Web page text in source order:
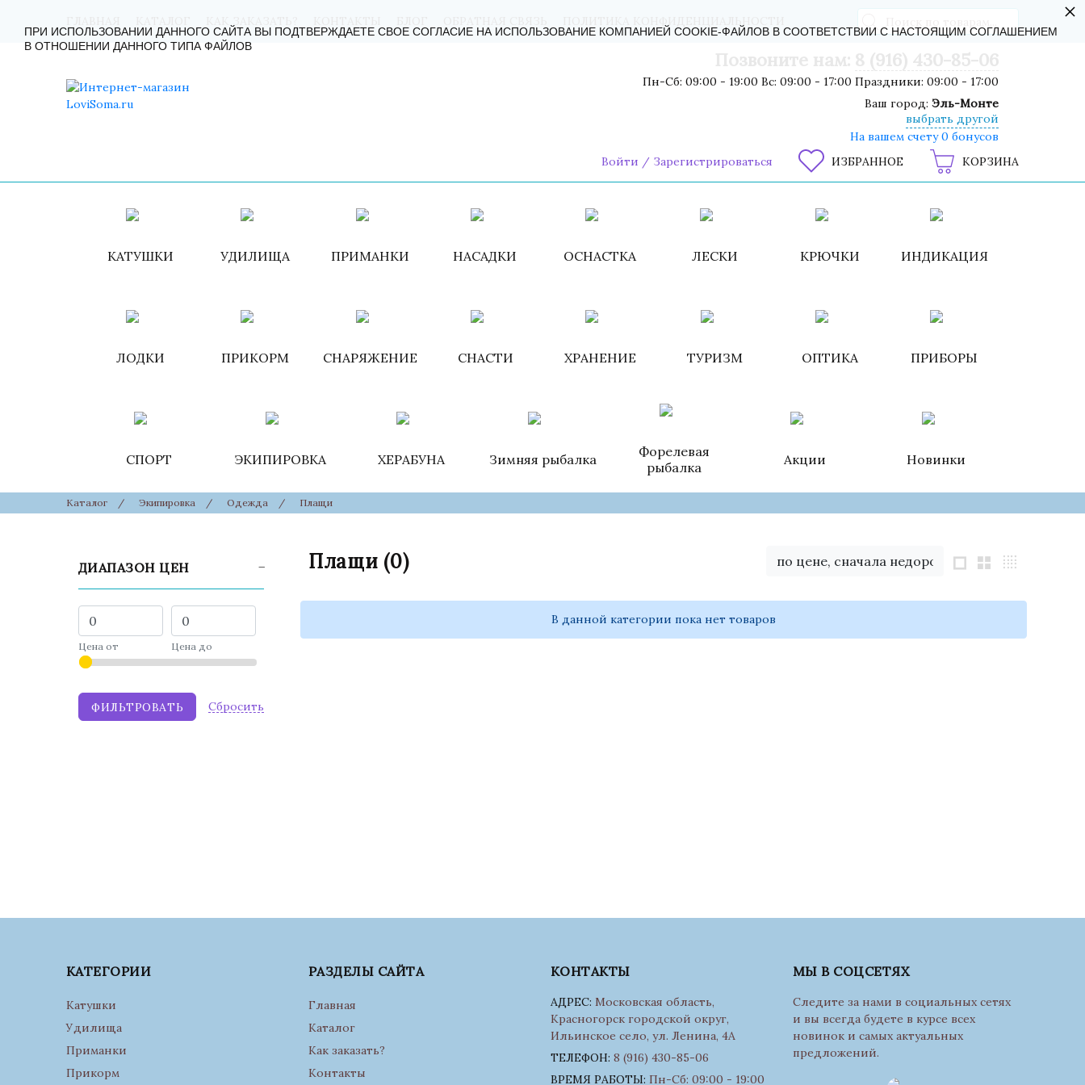
Пн-Сб: 09:00 - 19:00 Вс: 09:00 - 17:00 Праздники: 09:00 - 17:00
Ваш город: Эль-Монте
выбрать другой
На вашем счету 0 бонусов
Войти / Зарегистрироваться ИЗБРАННОЕ КОРЗИНА
КАТУШКИ УДИЛИЩА ПРИМАНКИ НАСАДКИ ОСНАСТКА ЛЕСКИ КРЮЧКИ ИНДИКАЦИЯ
ЛОДКИ ПРИКОРМ СНАРЯЖЕНИЕ СНАСТИ ХРАНЕНИЕ ТУРИЗМ ОПТИКА ПРИБОРЫ
СПОРТ ЭКИПИРОВКА ХЕРАБУНА Зимняя рыбалка
Форелевая
рыбалка
Акции Новинки
Каталог / Экипировка / Одежда / Плащи
ДИАПАЗОН ЦЕН
Цена от Цена до
Cбросить
Плащи (0) по цене, сначала недорогие
В данной категории пока нет товаров
КАТЕГОРИИ
Катушки
Удилища
Приманки
Прикорм
РАЗДЕЛЫ САЙТА
Главная
Каталог
Как заказать?
Контакты
КОНТАКТЫ
АДРЕС: Московская область,
Красногорск городской округ,
Ильинское село, ул. Ленина, 4А
ТЕЛЕФОН: 8 (916) 430-85-06
ВРЕМЯ РАБОТЫ: Пн-Сб: 09:00 - 19:00
МЫ В СОЦСЕТЯХ
Следите за нами в социальных сетях
и вы всегда будете в курсе всех
новинок и самых актуальных
предложений.
ПРИ ИСПОЛЬЗОВАНИИ ДАННОГО САЙТА ВЫ ПОДТВЕРЖДАЕТЕ СВОЕ СОГЛАСИЕ НА ИСПОЛЬЗОВАНИЕ КОМПАНИЕЙ COOKIE-ФАЙЛОВ В СООТВЕТСТВИИ С НАСТОЯЩИМ СОГЛАШЕНИЕМ
В ОТНОШЕНИИ ДАННОГО ТИПА ФАЙЛОВ
×